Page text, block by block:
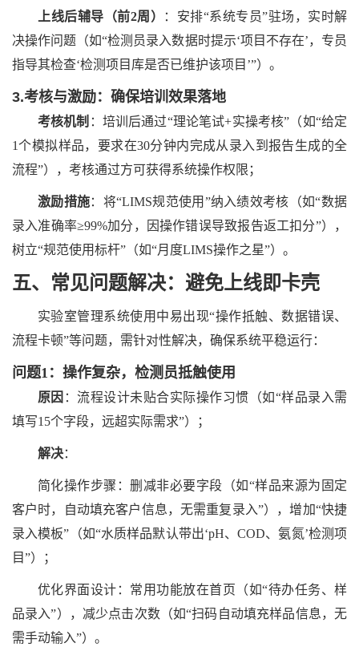
上线后辅导（前2周） ：安排“系统专员”驻场，实时解
决操作问题（如“检测员录入数据时提示‘项目不存在’，专员
指导其检查‘检测项目库是否已维护该项目’”）。
3.考核与激励：确保培训效果落地
考核机制 ：培训后通过“理论笔试+实操考核”（如“给定
1个模拟样品，要求在30分钟内完成从录入到报告生成的全
流程”），考核通过方可获得系统操作权限；
激励措施：将“LIMS规范使用”纳入绩效考核（如“数据
录入准确率≥99%加分，因操作错误导致报告返工扣分”），
树立“规范使用标杆”（如“月度LIMS操作之星”）。
五、常见问题解决：避免上线即卡壳
实验室管理系统使用中易出现“操作抵触、数据错误、
流程卡顿”等问题，需针对性解决，确保系统平稳运行：
问题1：操作复杂，检测员抵触使用
原因 ：流程设计未贴合实际操作习惯（如“样品录入需
填写15个字段，远超实际需求”）；
解决：
简化操作步骤：删减非必要字段（如“样品来源为固定
客户时，自动填充客户信息，无需重复录入”），增加“快捷
录入模板”（如“水质样品默认带出‘pH、COD、氨氮’检测项
目”）；
优化界面设计：常用功能放在首页（如“待办任务、样
品录入”），减少点击次数（如“扫码自动填充样品信息，无
需手动输入”）。